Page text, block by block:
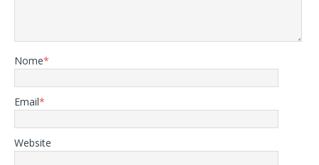
Nome*
Email*
Website